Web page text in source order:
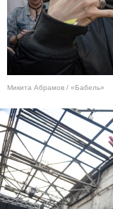
Микита Абрамов / «Бабель»